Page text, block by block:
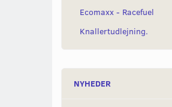
Ecomaxx - Racefuel
Knallertudlejning.
NYHEDER